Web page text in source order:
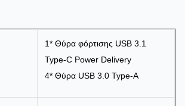
1* Θύρα φόρτισης USB 3.1
Type-C Power Delivery
4* Θύρα USB 3.0 Type-A